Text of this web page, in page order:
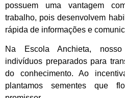
possuem uma vantagem
trabalho, pois desenvolvem
rápida de informações e
Na Escola Anchieta,
indivíduos preparados para
do conhecimento. Ao
plantamos sementes que